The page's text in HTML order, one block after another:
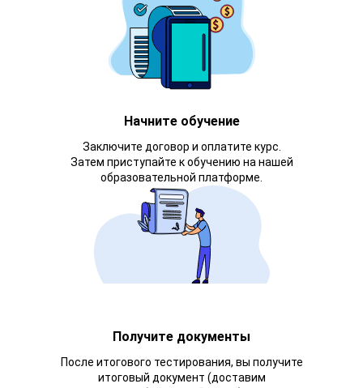
Начните обучение
Заключите договор и оплатите курс.
Затем приступайте к обучению на нашей
образовательной платформе.
Получите документы
После итогового тестирования, вы получите
итоговый документ (доставим